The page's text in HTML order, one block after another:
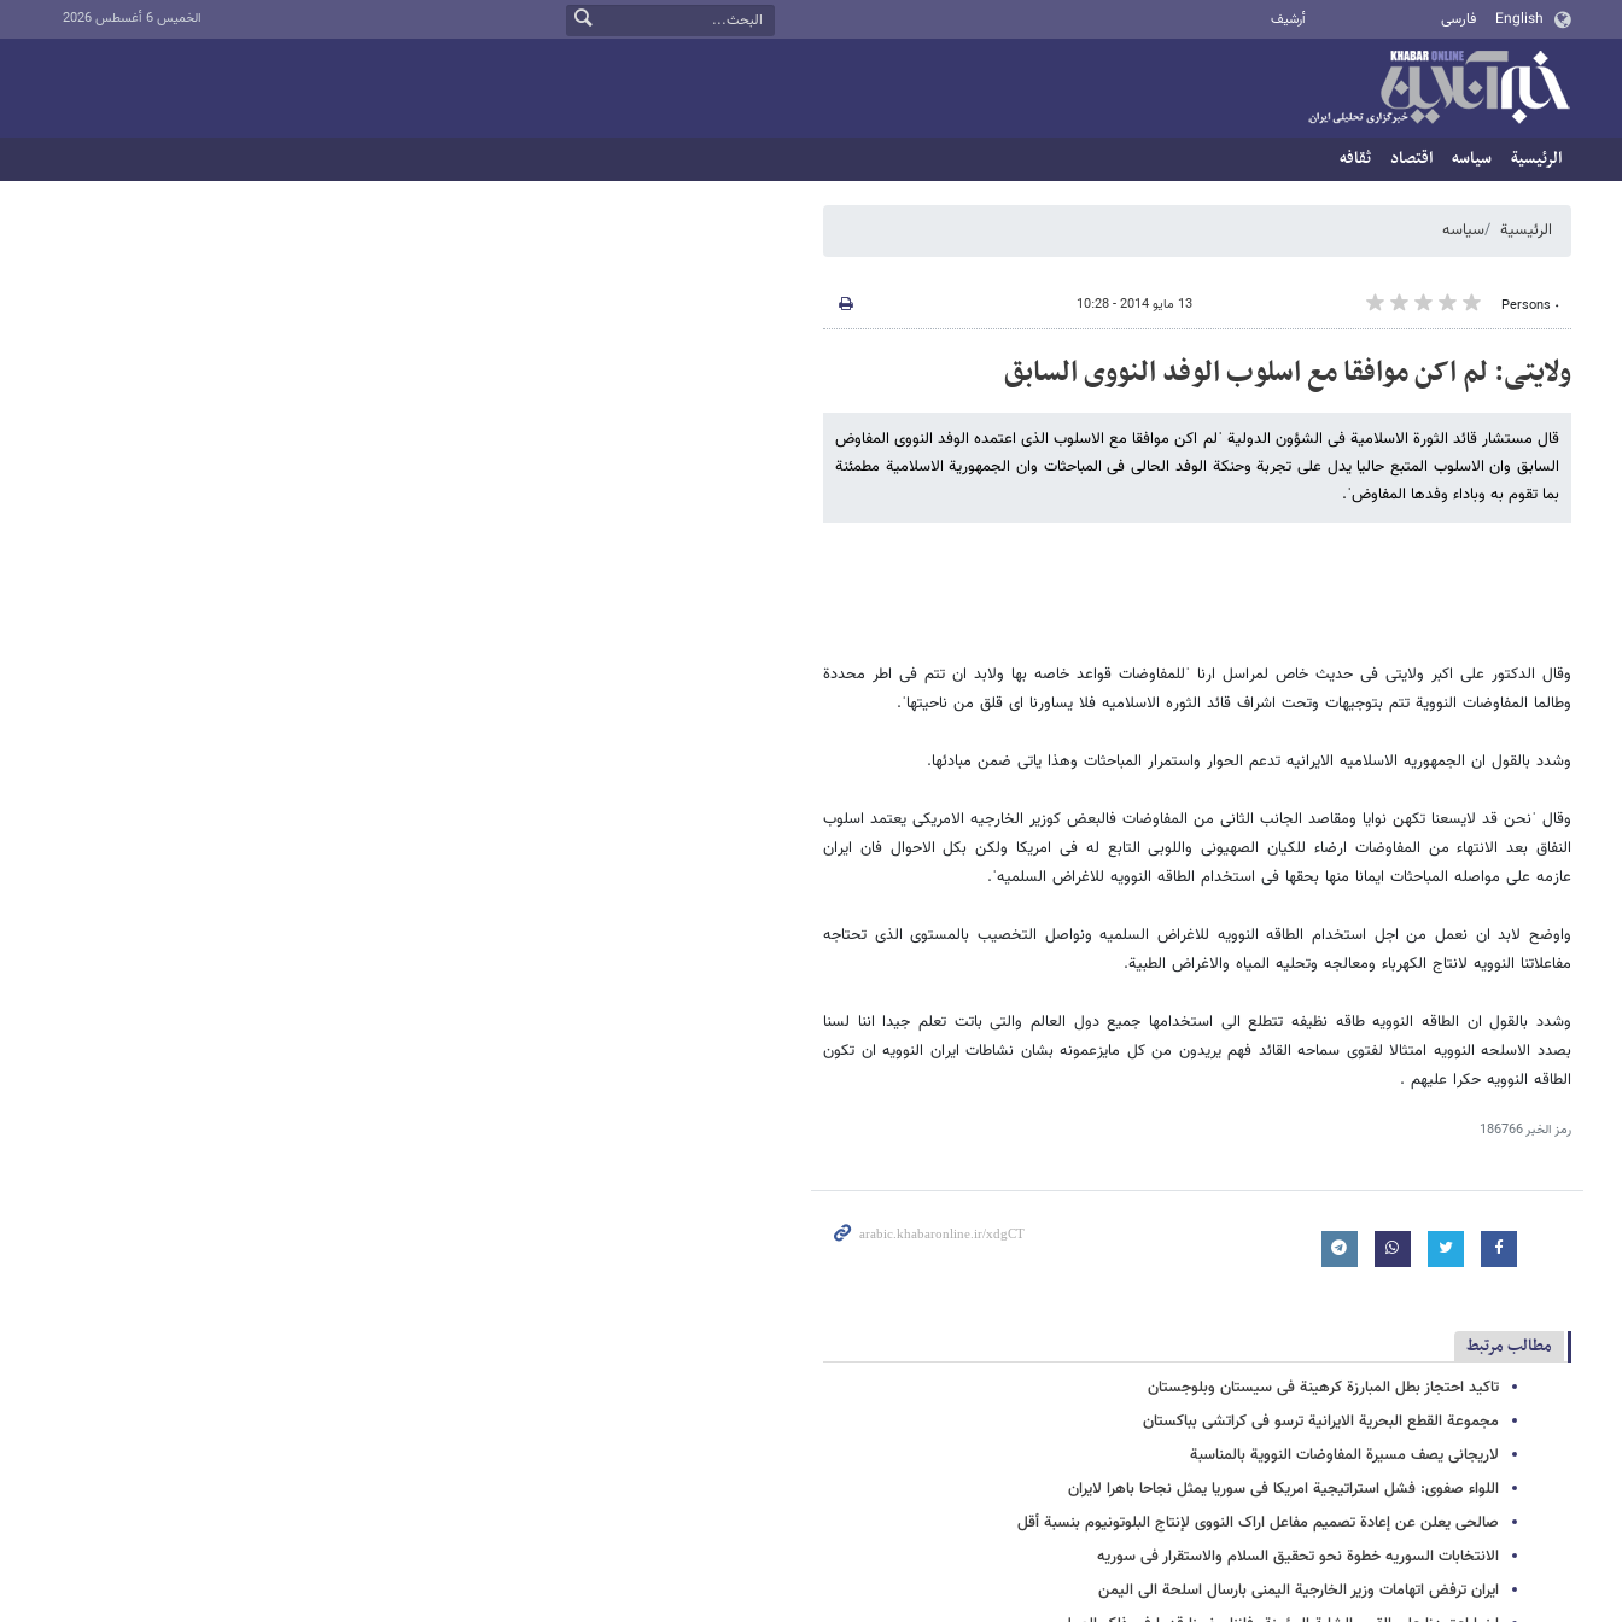
English فارسی أرشيف الخميس 6 أغسطس 2026
الرئيسية سیاسه اقتصاد ثقافه
الرئيسية سیاسه
٠ Persons 13 مايو 2014 - 10:28
ولایتی: لم اکن موافقا مع اسلوب الوفد النووی السابق
قال مستشار قائد الثورة الاسلامیة فی الشؤون الدولیة ˈلم اکن موافقا مع الاسلوب الذی اعتمده الوفد النووی المفاوض
السابق وان الاسلوب المتبع حالیا یدل علی تجربة وحنکة الوفد الحالی فی المباحثات وان الجمهوریة الاسلامیة مطمئنة
بما تقوم به وباداء وفدها المفاوضˈ.
وقال الدکتور علی اکبر ولایتی فی حدیث خاص لمراسل ارنا ˈللمفاوضات قواعد خاصه بها ولابد ان تتم فی اطر محددة
وطالما المفاوضات النوویة تتم بتوجیهات وتحت اشراف قائد الثوره الاسلامیه فلا یساورنا ای قلق من ناحیتهاˈ.
وشدد بالقول ان الجمهوریه الاسلامیه الایرانیه تدعم الحوار واستمرار المباحثات وهذا یاتی ضمن مبادئها.
وقال ˈنحن قد لایسعنا تکهن نوایا ومقاصد الجانب الثانی من المفاوضات فالبعض کوزیر الخارجیه الامریکی یعتمد اسلوب
النفاق بعد الانتهاء من المفاوضات ارضاء للکیان الصهیونی واللوبی التابع له فی امریکا ولکن بکل الاحوال فان ایران
عازمه علی مواصله المباحثات ایمانا منها بحقها فی استخدام الطاقه النوویه للاغراض السلمیهˈ.
واوضح لابد ان نعمل من اجل استخدام الطاقه النوویه للاغراض السلمیه ونواصل التخصیب بالمستوی الذی تحتاجه
مفاعلاتنا النوویه لانتاج الکهرباء ومعالجه وتحلیه المیاه والاغراض الطبیة.
وشدد بالقول ان الطاقه النوویه طاقه نظیفه تتطلع الی استخدامها جمیع دول العالم والتی باتت تعلم جیدا اننا لسنا
بصدد الاسلحه النوویه امتثالا لفتوی سماحه القائد فهم یریدون من کل مایزعمونه بشان نشاطات ایران النوویه ان تکون
الطاقه النوویه حکرا علیهم .
رمز الخبر186766
مطالب مرتبط
تاکید احتجاز بطل المبارزة کرهینة فی سیستان وبلوجستان
مجموعة القطع البحریة الایرانیة ترسو فی کراتشی بباکستان
لاریجانی یصف مسیرة المفاوضات النوویة بالمناسبة
اللواء صفوی: فشل استراتیجیة امریکا فی سوریا یمثل نجاحا باهرا لایران
صالحی یعلن عن إعادة تصمیم مفاعل اراک النووی لإنتاج البلوتونیوم بنسبة أقل
الانتخابات السوریه خطوة نحو تحقیق السلام والاستقرار فی سوریه
ایران ترفض اتهامات وزیر الخارجیة الیمنی بارسال اسلحة الی الیمن